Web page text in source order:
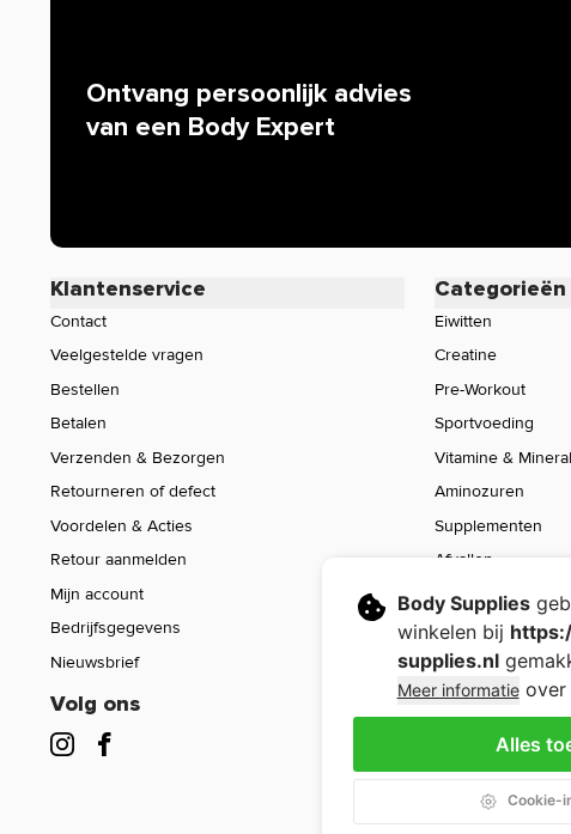
Ontvang persoonlijk advies
van een Body Expert
Klantenservice
Contact
Veelgestelde vragen
Bestellen
Betalen
Verzenden & Bezorgen
Retourneren of defect
Voordelen & Acties
Retour aanmelden
Mijn account
Bedrijfsgegevens
Nieuwsbrief
Volg ons
Categorieën
Eiwitten
Creatine
Pre-Workout
Sportvoeding
Vitamine &
Aminozuren
Supplementen
Afvallen
Voeding
Sport Gear
Sale
Body Supplies
winkelen bij
supplies.nl
Meer informatieover
Alles
Cookie-